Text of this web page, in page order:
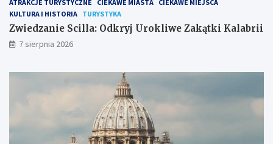
ATRAKCJE TURYSTYCZNE CIEKAWE MIASTA CIEKAWE MIEJSCA
KULTURA I HISTORIA TURYSTYKA
Zwiedzanie Scilla: Odkryj Urokliwe Zakątki Kalabrii
7 sierpnia 2026